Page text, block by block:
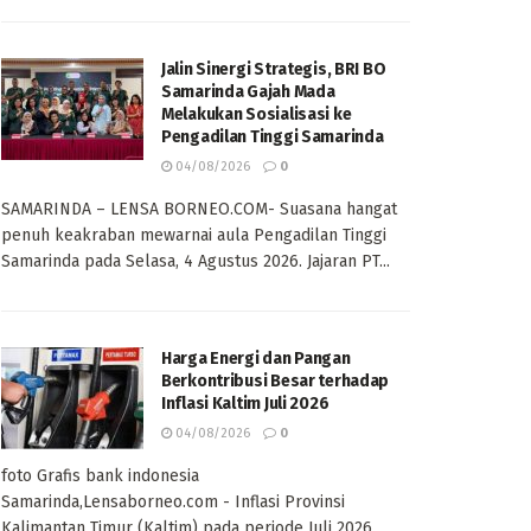
Jalin Sinergi Strategis, BRI BO
Samarinda Gajah Mada
Melakukan Sosialisasi ke
Pengadilan Tinggi Samarinda
04/08/2026 0
SAMARINDA – LENSA BORNEO.COM- Suasana hangat
penuh keakraban mewarnai aula Pengadilan Tinggi
Samarinda pada Selasa, 4 Agustus 2026. Jajaran PT...
Harga Energi dan Pangan
Berkontribusi Besar terhadap
Inflasi Kaltim Juli 2026
04/08/2026 0
foto Grafis bank indonesia
Samarinda,Lensaborneo.com - Inflasi Provinsi